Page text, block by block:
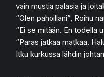
vain mustia palasia ja
“Olen pahoillani”, Roihu
“Ei se mitään. En todella
“Paras jatkaa matkaa.
Itku kurkussa lähdin